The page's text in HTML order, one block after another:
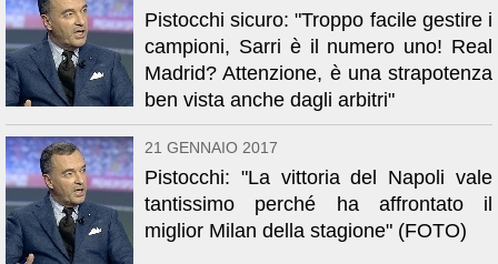
Pistocchi sicuro: "Troppo facile gestire i
campioni, Sarri è il numero uno! Real
Madrid? Attenzione, è una strapotenza
ben vista anche dagli arbitri"
21 GENNAIO 2017
Pistocchi: "La vittoria del Napoli vale
tantissimo perché ha affrontato il
miglior Milan della stagione" (FOTO)